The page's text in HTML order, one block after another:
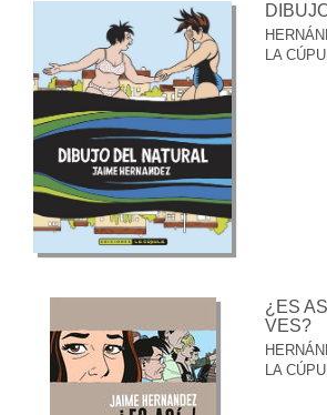
LA
¿ES
VES?
LA